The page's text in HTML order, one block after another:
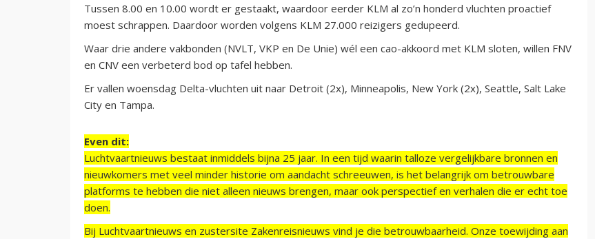
Tussen 8.00 en 10.00 wordt er gestaakt, waardoor eerder KLM al zo’n honderd vluchten proactief
moest schrappen. Daardoor worden volgens KLM 27.000 reizigers gedupeerd.
Waar drie andere vakbonden (NVLT, VKP en De Unie) wél een cao-akkoord met KLM sloten, willen FNV
en CNV een verbeterd bod op tafel hebben.
Er vallen woensdag Delta-vluchten uit naar Detroit (2x), Minneapolis, New York (2x), Seattle, Salt Lake
City en Tampa.
Even dit:
Luchtvaartnieuws bestaat inmiddels bijna 25 jaar. In een tijd waarin talloze vergelijkbare bronnen en
nieuwkomers met veel minder historie om aandacht schreeuwen, is het belangrijk om betrouwbare
platforms te hebben die niet alleen nieuws brengen, maar ook perspectief en verhalen die er echt toe
doen.
Bij Luchtvaartnieuws en zustersite Zakenreisnieuws vind je die betrouwbaarheid. Onze toewijding aan